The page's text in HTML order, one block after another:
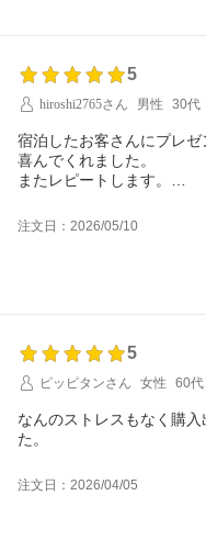
5
hiroshi2765さん
男性 30代
宿泊したお客さんにプレゼ
喜んでくれました。
またレピートします。
注文日：2026/05/10
5
ピッピタンさん
女性 60代
なんのストレスもなく購
た。
注文日：2026/04/05